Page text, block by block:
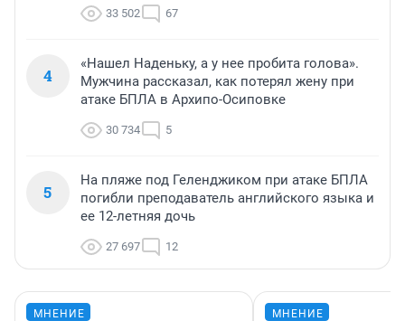
33 502 67
4
«Нашел Наденьку, а у нее пробита голова».
Мужчина рассказал, как потерял жену при
атаке БПЛА в Архипо-Осиповке
30 734 5
5
На пляже под Геленджиком при атаке БПЛА
погибли преподаватель английского языка и
ее 12-летняя дочь
27 697 12
МНЕНИЕ МНЕНИЕ